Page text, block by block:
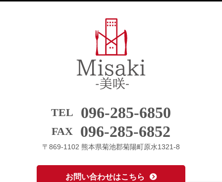
TEL 096-285-6850
FAX 096-285-6852
〒869-1102 熊本県菊池郡菊陽町原水1321-8
お問い合わせはこちら